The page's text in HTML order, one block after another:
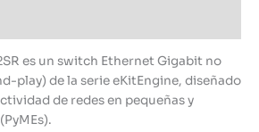
es un switch Ethernet Gigabit no
play) de la serie eKitEngine, diseñado
de redes en pequeñas y